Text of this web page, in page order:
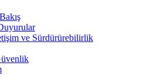
ve Sürdürürebilirlik